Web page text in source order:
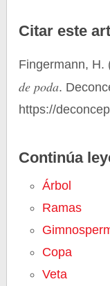
Citar este
Fingermann, H.
de poda.
https://
Continúa
Árbol
Ramas
Copa
Veta